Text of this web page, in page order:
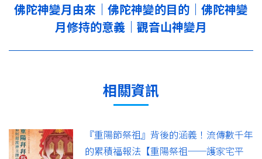
下
一
篇：
佛陀神變月由來｜佛陀神變的目的｜佛陀神變
月修持的意義｜觀音山神變月
相關資訊
『重陽節祭祖』背後的涵義！流傳數千年
的累積福報法【重陽祭祖──護家宅平